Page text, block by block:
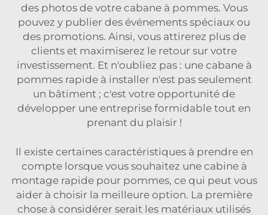
des photos de votre cabane à pommes. Vous
pouvez y publier des événements spéciaux ou
des promotions. Ainsi, vous attirerez plus de
clients et maximiserez le retour sur votre
investissement. Et n'oubliez pas : une cabane à
pommes rapide à installer n'est pas seulement
un bâtiment ; c'est votre opportunité de
développer une entreprise formidable tout en
prenant du plaisir !
Il existe certaines caractéristiques à prendre en
compte lorsque vous souhaitez une cabine à
montage rapide pour pommes, ce qui peut vous
aider à choisir la meilleure option. La première
chose à considérer serait les matériaux utilisés